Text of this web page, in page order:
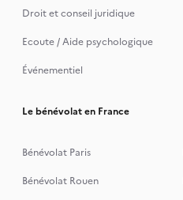
Droit et conseil juridique
Ecoute / Aide psychologique
Événementiel
Le bénévolat en France
Bénévolat Paris
Bénévolat Rouen